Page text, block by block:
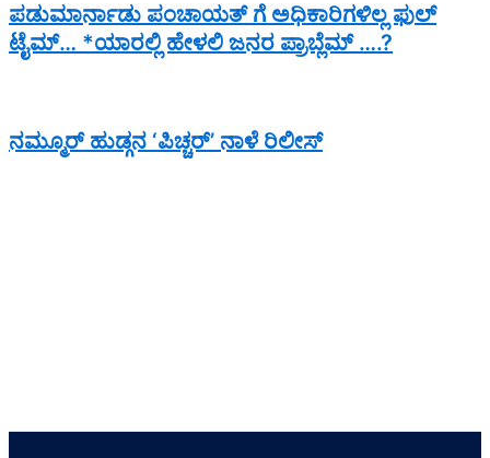
ಪಡುಮಾರ್ನಾಡು ಪಂಚಾಯತ್ ಗೆ ಅಧಿಕಾರಿಗಳಿಲ್ಲ ಫುಲ್
ಟೈಮ್… *ಯಾರಲ್ಲಿ ಹೇಳಲಿ ಜನರ ಪ್ರಾಬ್ಲೆಮ್ ….?
ನಮ್ಮೂರ್ ಹುಡ್ಗನ ‘ಪಿಚ್ಚರ್’ ನಾಳೆ ರಿಲೀಸ್